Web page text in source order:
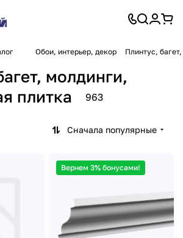
Обои, интерьер, декор Плинтус,
молдинги,
плитка
963
Сначала популярные
Вернем 3% бонусами!